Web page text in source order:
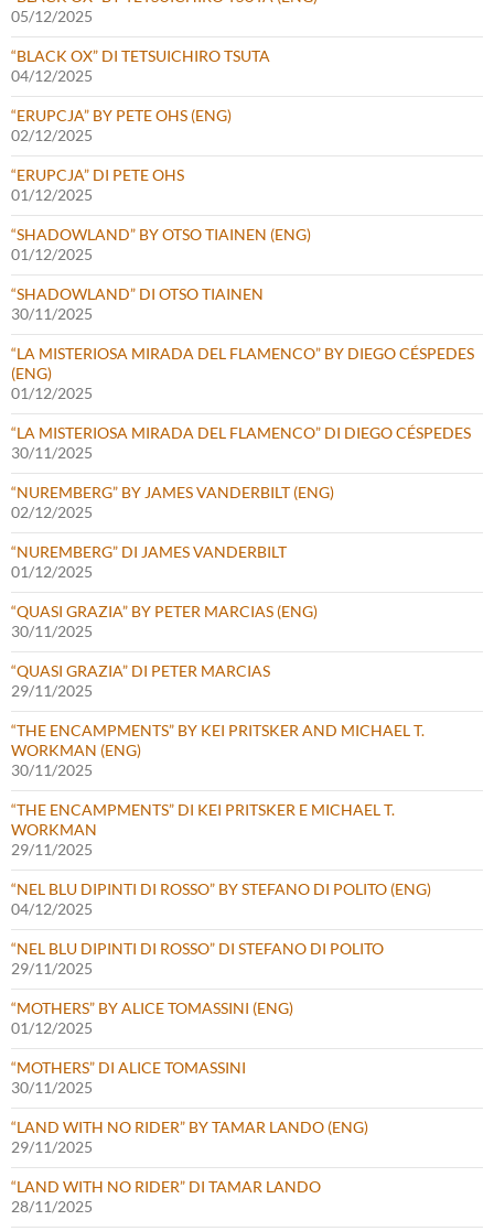
05/12/2025
“BLACK OX” DI TETSUICHIRO TSUTA
04/12/2025
“ERUPCJA” BY PETE OHS (ENG)
02/12/2025
“ERUPCJA” DI PETE OHS
01/12/2025
“SHADOWLAND” BY OTSO TIAINEN (ENG)
01/12/2025
“SHADOWLAND” DI OTSO TIAINEN
30/11/2025
“LA MISTERIOSA MIRADA DEL FLAMENCO” BY DIEGO CÉSPEDES
(ENG)
01/12/2025
“LA MISTERIOSA MIRADA DEL FLAMENCO” DI DIEGO CÉSPEDES
30/11/2025
“NUREMBERG” BY JAMES VANDERBILT (ENG)
02/12/2025
“NUREMBERG” DI JAMES VANDERBILT
01/12/2025
“QUASI GRAZIA” BY PETER MARCIAS (ENG)
30/11/2025
“QUASI GRAZIA” DI PETER MARCIAS
29/11/2025
“THE ENCAMPMENTS” BY KEI PRITSKER AND MICHAEL T.
WORKMAN (ENG)
30/11/2025
“THE ENCAMPMENTS” DI KEI PRITSKER E MICHAEL T.
WORKMAN
29/11/2025
“NEL BLU DIPINTI DI ROSSO” BY STEFANO DI POLITO (ENG)
04/12/2025
“NEL BLU DIPINTI DI ROSSO” DI STEFANO DI POLITO
29/11/2025
“MOTHERS” BY ALICE TOMASSINI (ENG)
01/12/2025
“MOTHERS” DI ALICE TOMASSINI
30/11/2025
“LAND WITH NO RIDER” BY TAMAR LANDO (ENG)
29/11/2025
“LAND WITH NO RIDER” DI TAMAR LANDO
28/11/2025